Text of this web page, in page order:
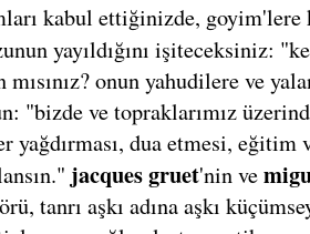
kabul ettiğinizde,
yayıldığını işiteceksiniz:
mısınız? onun yahudilere ve
"bizde ve topraklarımız
yağdırması, dua etmesi,
jacques gruet'nin ve
tanrı aşkı adına aşkı